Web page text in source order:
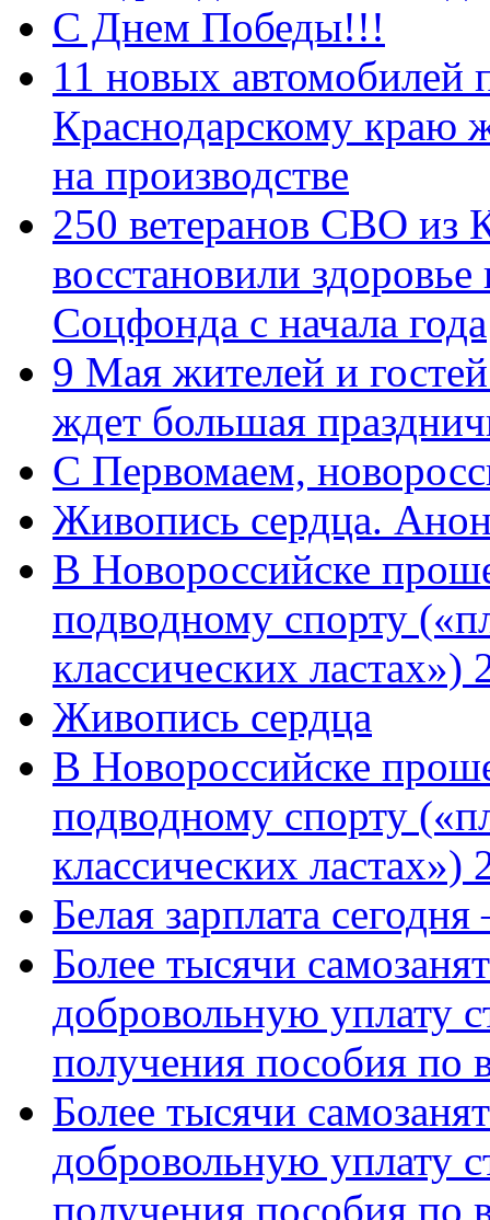
С Днем Победы!!!
11 новых автомобилей
Краснодарскому краю
на производстве
250 ветеранов СВО из
восстановили
Соцфонда с начала года
9 Мая жителей и
ждет большая
C Первомаем,
Живопись сердца.
В Новороссийске
подводному спорту
классических
Живопись сердца
В Новороссийске
подводному спорту
классических ластах»)
Белая зарплата
Более тысячи
добровольную уплату
получения пособия по
Более тысячи
добровольную уплату
получения пособия по